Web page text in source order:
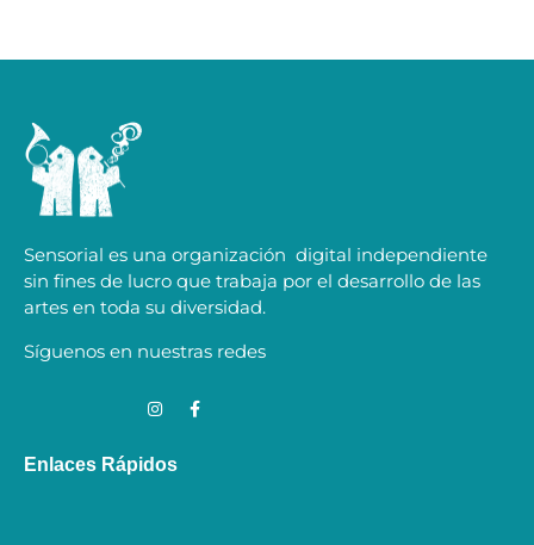
Sensorial es una organización digital independiente
sin fines de lucro que trabaja por el desarrollo de las
artes en toda su diversidad.
Síguenos en nuestras redes
Enlaces Rápidos